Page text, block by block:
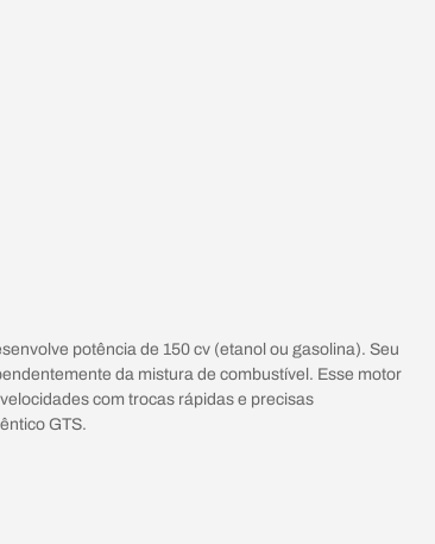
potência de 150 cv (etanol ou gasolina). Seu
da mistura de combustível. Esse motor
com trocas rápidas e precisas
GTS.